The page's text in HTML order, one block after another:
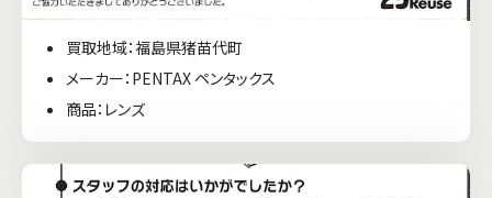
買取地域：福島県猪苗代町
メーカー：PENTAX ペンタックス
商品：レンズ